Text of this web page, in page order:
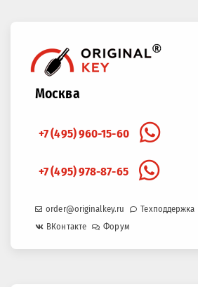
Москва
+7 (495) 960-15-60
+7 (495) 978-87-65
order@originalkey.ru Техподдержка
ВКонтакте
Форум